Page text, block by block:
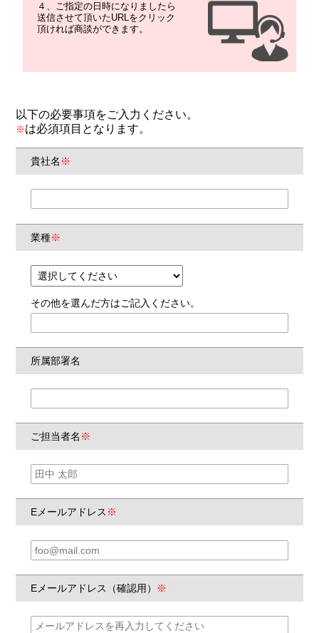
４、ご指定の日時になりましたら
送信させて頂いたURLをクリック
頂ければ商談ができます。
以下の必要事項をご入力ください。
※ は必須項目となります。
貴社名 ※
業種※
その他を選んだ方はご記入ください。
所属部署名
ご担当者名 ※
Eメールアドレス ※
Eメールアドレス（確認用） ※